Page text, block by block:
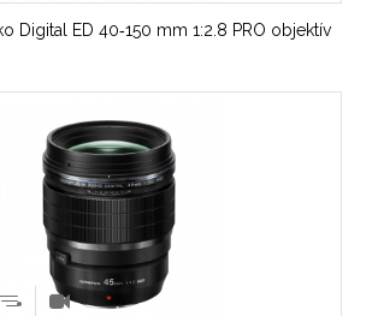
Digital ED 40‑150 mm 1:2.8 PRO objektív